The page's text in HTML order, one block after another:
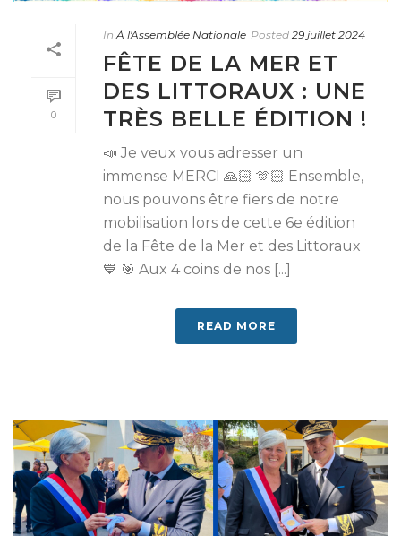
0
In À l'Assemblée Nationale Posted 29 juillet 2024
FÊTE DE LA MER ET
DES LITTORAUX : UNE
TRÈS BELLE ÉDITION !
📣 Je veux vous adresser un
immense MERCI 🙏🏻 🫶🏻 Ensemble,
nous pouvons être fiers de notre
mobilisation lors de cette 6e édition
de la Fête de la Mer et des Littoraux
💙 🎯 Aux 4 coins de nos [...]
READ MORE